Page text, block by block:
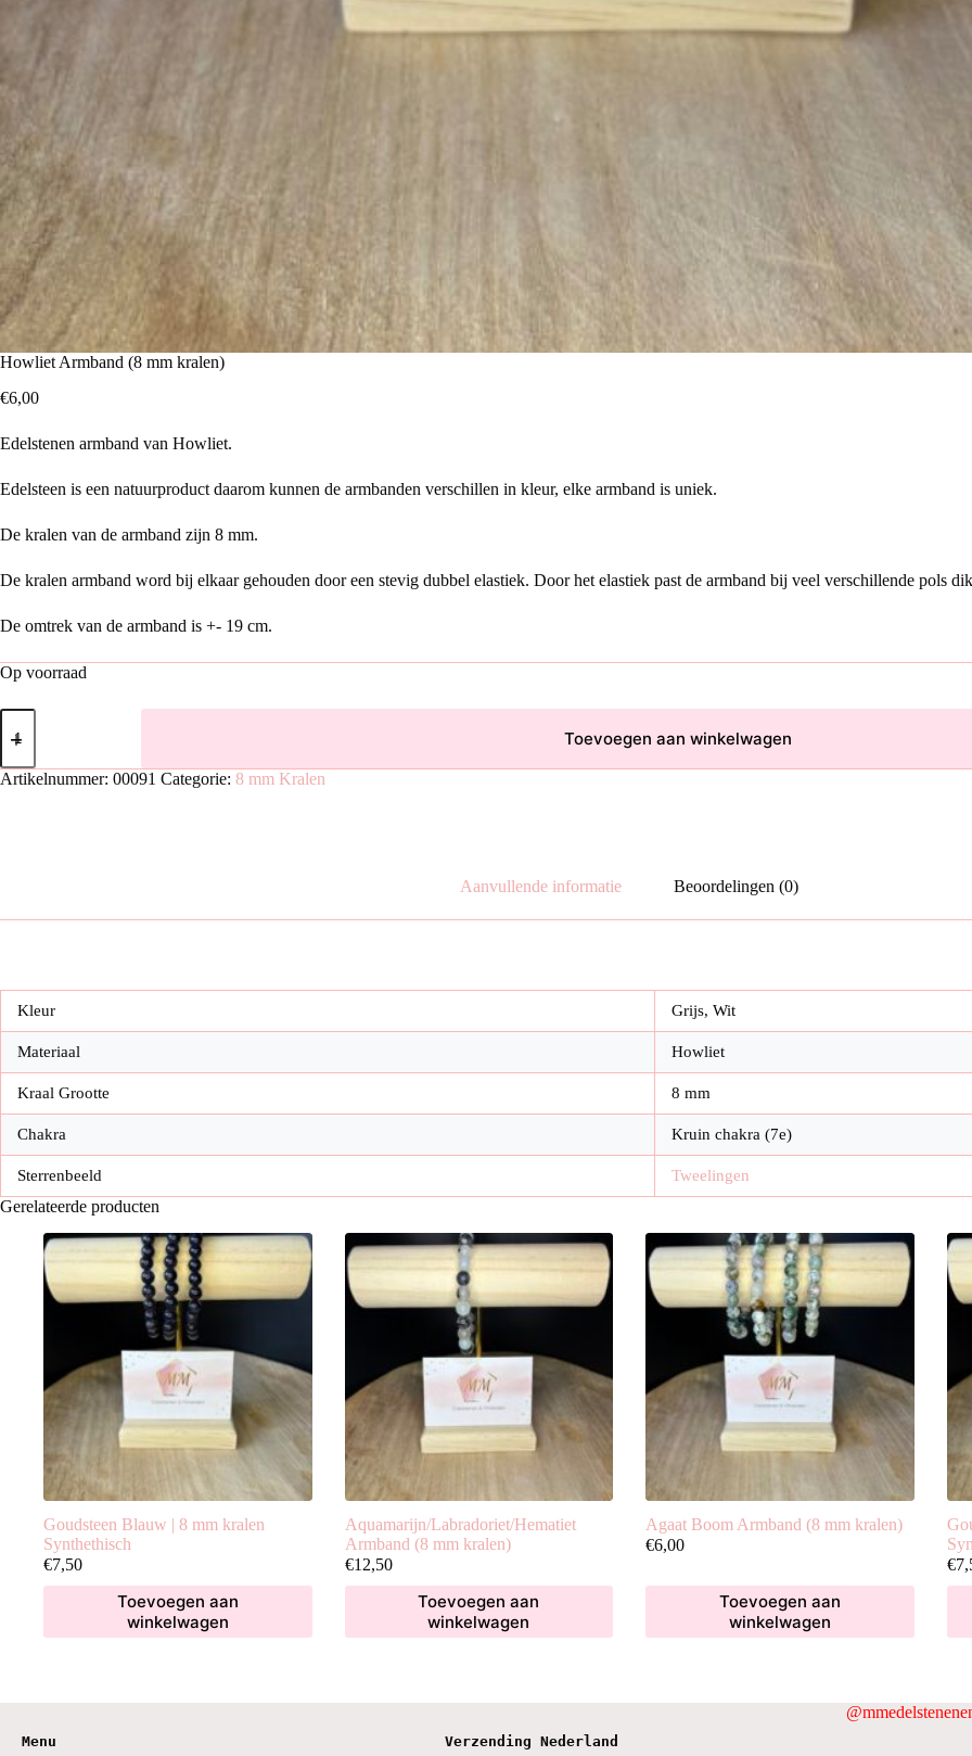
Howliet Armband (8 mm kralen)
€6,00
Edelstenen armband van Howliet.
Edelsteen is een natuurproduct daarom kunnen de armbanden verschillen in kleur, elke armband is uniek.
De kralen van de armband zijn 8 mm.
De kralen armband word bij elkaar gehouden door een stevig dubbel elastiek. Door het elastiek past de armband bij veel verschillende pols
De omtrek van de armband is +- 19 cm.
Op voorraad
Howliet
Armband
mm
kralen)
Toevoegen aan winkelwagen
Artikelnummer: 00091 Categorie: 8 mm Kralen
Aanvullende informatie Beoordelingen (0)
Kleur Grijs, Wit
Materiaal Howliet
Kraal Grootte 8 mm
Chakra Kruin chakra (7e)
Sterrenbeeld Tweelingen
Gerelateerde producten
Goudsteen Blauw | 8 mm kralen
Synthethisch
€7,50
Toevoegen aan
winkelwagen
Aquamarijn/Labradoriet/Hematiet
Armband (8 mm kralen)
€12,50
Toevoegen aan
winkelwagen
Agaat Boom Armband (8 mm kralen)
€6,00
Toevoegen aan
winkelwagen
€
Menu Verzending Nederland